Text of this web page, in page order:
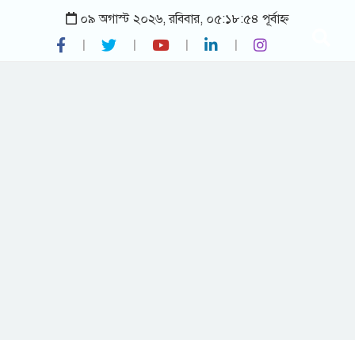
০৯ অগাস্ট ২০২৬, রবিবার, ০৫:১৮:৫৪ পূর্বাহ্ন